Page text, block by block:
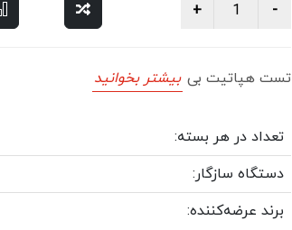
تست هپاتیت بی بیشتر بخوانید
تعداد در هر بسته:
دستگاه سازگار:
برند عرضه‌کننده: